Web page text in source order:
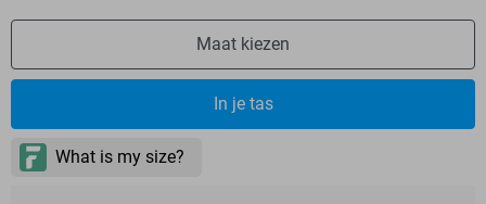
Maat kiezen
In je tas